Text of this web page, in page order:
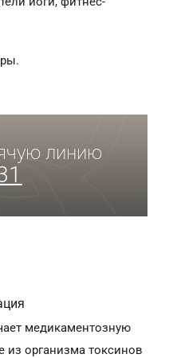
линию
медикаментозную
организма токсинов